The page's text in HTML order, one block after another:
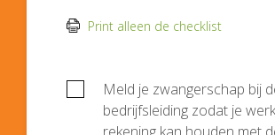
Print alleen de checklist
Meld je zwangerschap bij
bedrijfsleiding zodat je